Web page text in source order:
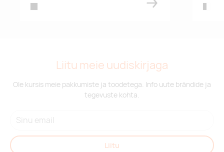
Liitu meie uudiskirjaga
Ole kursis meie pakkumiste ja toodetega. Info uute brändide ja
tegevuste kohta.
Liitu